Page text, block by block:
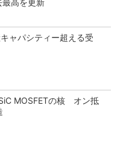
最高を更新
ャパシティー超える受
MOSFETの核 オン抵